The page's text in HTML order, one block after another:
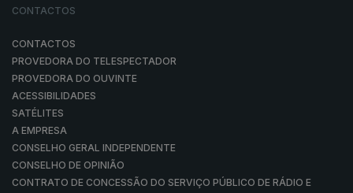
CONTACTOS
CONTACTOS
PROVEDORA DO TELESPECTADOR
PROVEDORA DO OUVINTE
ACESSIBILIDADES
SATÉLITES
A EMPRESA
CONSELHO GERAL INDEPENDENTE
CONSELHO DE OPINIÃO
CONTRATO DE CONCESSÃO DO SERVIÇO PÚBLICO DE RÁDIO E